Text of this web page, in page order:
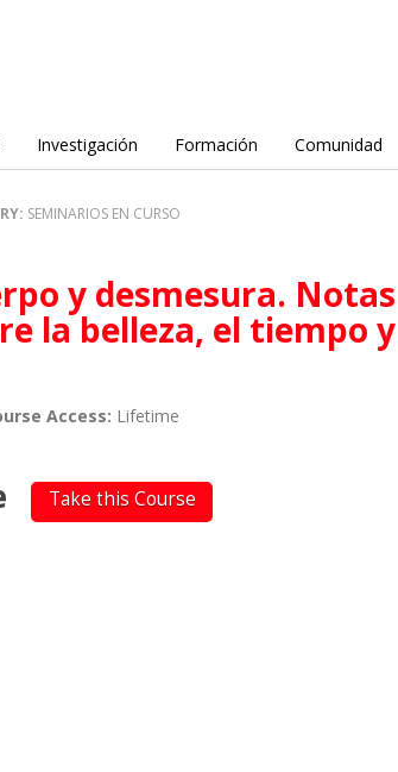
Investigación Formación Comunidad
SEMINARIOS EN CURSO
la belleza, el tiempo
Access: Lifetime
Take this Course